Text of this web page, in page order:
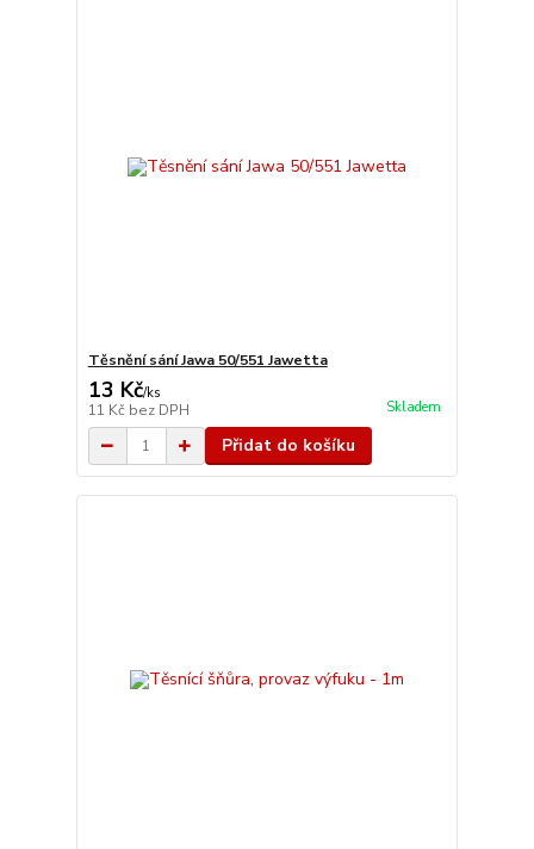
Těsnění sání Jawa 50/551 Jawetta
13 Kč/ks
11 Kč bez DPH Skladem
Přidat do košíku